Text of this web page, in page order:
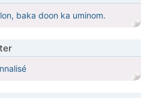
baka doon ka uminom.